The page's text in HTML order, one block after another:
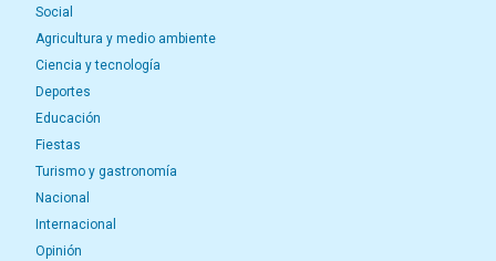
Social
Agricultura y medio ambiente
Ciencia y tecnología
Deportes
Educación
Fiestas
Turismo y gastronomía
Nacional
Internacional
Opinión